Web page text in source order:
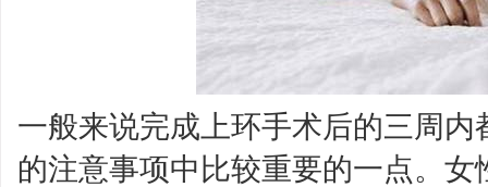
一般来说完成上环手术后的三周
的注意事项中比较重要的一点。